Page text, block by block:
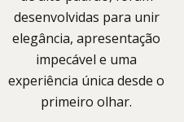
desenvolvidas para unir
elegância, apresentação
impecável e uma
experiência única desde o
primeiro olhar.